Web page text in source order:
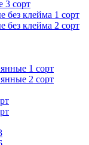
3 сорт
без клейма 1 сорт
без клейма 2 сорт
1 сорт
2 сорт